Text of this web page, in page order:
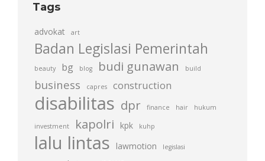
Tags
advokat art
Badan Legislasi Pemerintah
beauty bg blog budi gunawan build
business capres construction
disabilitas dpr finance hair hukum
investment kapolri kpk kuhp
lalu lintas lawmotion legislasi